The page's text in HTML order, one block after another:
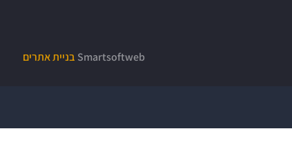
Smartsoftweb בניית אתרים